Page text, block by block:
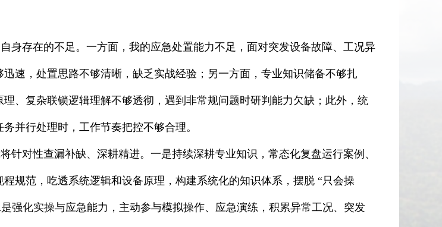
存在的不足。一方面，我的应急处置能力不足，面对突发设备故障、工况异
速，处置思路不够清晰，缺乏实战经验；另一方面，专业知识储备不够扎
、复杂联锁逻辑理解不够透彻，遇到非常规问题时研判能力欠缺；此外，统
并行处理时，工作节奏把控不够合理。
对性查漏补缺、深耕精进。一是持续深耕专业知识，常态化复盘运行案例、
规范，吃透系统逻辑和设备原理，构建系统化的知识体系，摆脱 “只会操
强化实操与应急能力，主动参与模拟操作、应急演练，积累异常工况、突发